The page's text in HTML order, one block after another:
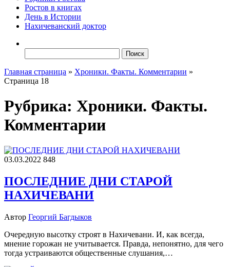
Ростов в книгах
День в Истории
Нахичеванский доктор
Главная страница » Хроники. Факты. Комментарии »
Страница 18
Рубрика: Хроники. Факты.
Комментарии
03.03.2022 848
ПОСЛЕДНИЕ ДНИ СТАРОЙ
НАХИЧЕВАНИ
Автор Георгий Багдыков
Очередную высотку строят в Нахичевани. И, как всегда,
мнение горожан не учитывается. Правда, непонятно, для чего
тогда устраиваются общественные слушания,…